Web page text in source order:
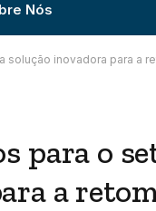
Nós
solução inovadora para a
para o
a